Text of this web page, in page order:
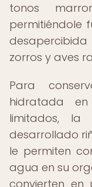
tonos
permitiéndole
zorros y aves
Para
hidratada
limitados,
desarrollado
le permiten
agua en su
convierten